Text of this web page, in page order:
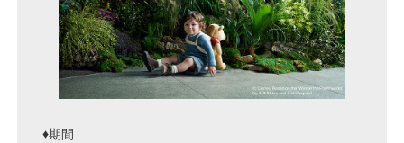
♦期間